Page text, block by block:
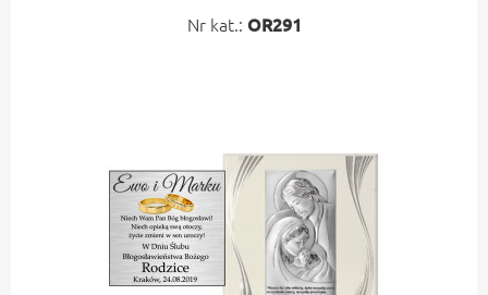
Nr kat.: OR291